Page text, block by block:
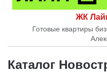
ЖК
Готовые квартиры
Каталог